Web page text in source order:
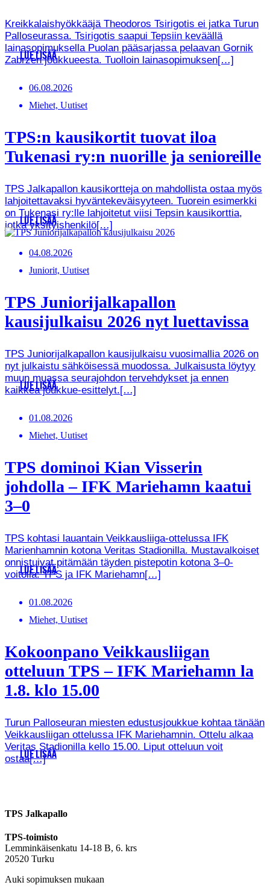
Kreikkalaishyökkääjä Theodoros Tsirigotis ei jatka Turun
Palloseurassa. Tsirigotis saapui Tepsiin keväällä
lainasopimuksella Puolan pääsarjassa pelaavan Gornik
Zabrzen joukkueesta. Tuolloin lainasopimuksen[…]
LUE LISÄÄ
06.08.2026
Miehet, Uutiset
TPS:n kausikortit tuovat iloa
Tukenasi ry:n nuorille ja senioreille
TPS Jalkapallon kausikortteja on mahdollista ostaa myös
lahjoitettavaksi hyväntekeväisyyteen. Tuorein esimerkki
on Tukenasi ry:lle lahjoitetut viisi Tepsin kausikorttia,
jotka yksityishenkilö[…]
LUE LISÄÄ
04.08.2026
Juniorit, Uutiset
TPS Juniorijalkapallon
kausijulkaisu 2026 nyt luettavissa
TPS Juniorijalkapallon kausijulkaisu vuosimallia 2026 on
nyt julkaistu sähköisessä muodossa. Julkaisusta löytyy
muun muassa seurajohdon tervehdykset ja ennen
kaikkea joukkue-esittelyt.[…]
LUE LISÄÄ
01.08.2026
Miehet, Uutiset
TPS dominoi Kian Visserin
johdolla – IFK Mariehamn kaatui
3–0
TPS kohtasi lauantain Veikkausliiga-ottelussa IFK
Marienhamnin kotona Veritas Stadionilla. Mustavalkoiset
onnistuivat pitämään täyden pistepotin kotona 3–0-
voitolla. TPS ja IFK Mariehamn[…]
LUE LISÄÄ
01.08.2026
Miehet, Uutiset
Kokoonpano Veikkausliigan
otteluun TPS – IFK Mariehamn la
1.8. klo 15.00
Turun Palloseuran miesten edustusjoukkue kohtaa tänään
Veikkausliigan ottelussa IFK Mariehamnin. Ottelu alkaa
Veritas Stadionilla kello 15.00. Liput otteluun voit
ostaa[…]
LUE LISÄÄ
TPS Jalkapallo
TPS-toimisto
Lemminkäisenkatu 14-18 B, 6. krs
20520 Turku
Auki sopimuksen mukaan